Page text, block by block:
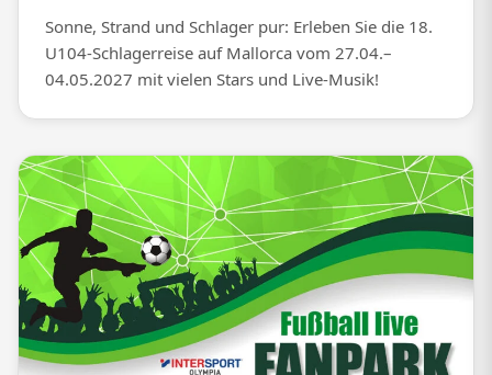
Sonne, Strand und Schlager pur: Erleben Sie die 18.
U104-Schlagerreise auf Mallorca vom 27.04.–
04.05.2027 mit vielen Stars und Live-Musik!